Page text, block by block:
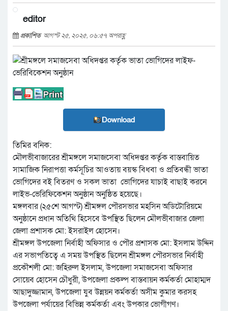
editor
প্রকাশিত আগস্ট ২৫, ২০২৫, ০৬:৫৭ অপরাহ্ণ
Download
তিমির বনিক:
মৌলভীবাজারের শ্রীমঙ্গলে সমাজসেবা অধিদপ্তর কর্তৃক বাস্তবায়িত
সামাজিক নিরাপত্তা কর্মসূচির আওতায় বয়স্ক বিধবা ও প্রতিবন্ধী ভাতা
ভোগিদের বই বিতরণ ও সকল ভাতা ভোগিদের যাচাই বাছাই করনে
লাইভ-ভেরিফিকেশন অনুষ্ঠান অনুষ্ঠিত হয়েছে।
মঙ্গলবার (২৫শে আগস্ট) শ্রীমঙ্গল পৌরসভার মহসিন অডিটোরিয়মে
অনুষ্ঠানে প্রধান অতিথি হিসেবে উপস্থিত ছিলেন মৌলভীবাজার জেলা
জেলা প্রশাসক মো: ইসরাইল হোসেন।
শ্রীমঙ্গল উপজেলা নির্বাহী অফিসার ও পৌর প্রশাসক মো: ইসলাম উদ্দিন
এর সভাপতিত্বে এ সময় উপস্থিত ছিলেন শ্রীমঙ্গল পৌরসভার নির্বাহী
প্রকৌশলী মো: জহিরুল ইসলাম, উপজেলা সমাজসেবা অফিসার
সোয়েব হোসেন চৌধুরী, উপজেলা প্রকল্প বাস্তবায়ন কর্মকর্তা মোহাম্মদ
আছাদুজ্জামান, উপজেলা যুব উন্নয়ন কর্মকর্তা অসীম কুমার করসহ
উপজেলা পর্যায়ের বিভিন্ন কর্মকর্তা এবং উপকার ভোগীগণ।